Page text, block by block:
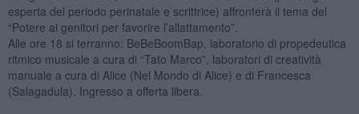
esperta del periodo perinatale e scrittrice) affronterà il tema del
“Potere ai genitori per favorire l’allattamento”.
Alle ore 18 si terranno: BeBeBoomBap, laboratorio di propedeutica
ritmico musicale a cura di “Tato Marco”, laboratori di creatività
manuale a cura di Alice (Nel Mondo di Alice) e di Francesca
(Salagadula). Ingresso a offerta libera.